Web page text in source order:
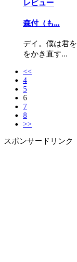
レビュー
森付（も...
デイ。僕は君
をかき直す...
<<
4
5
6
7
8
>>
スポンサードリンク